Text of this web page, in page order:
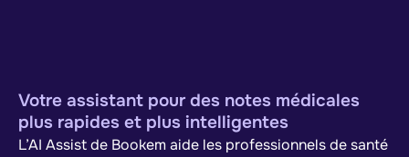
Votre assistant pour des notes médicales
plus rapides et plus intelligentes
L’AI Assist de Bookem aide les professionnels de santé